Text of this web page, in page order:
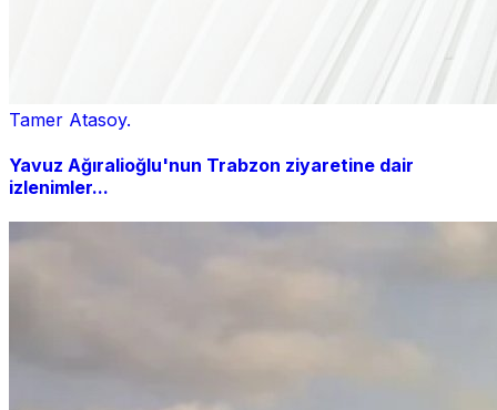
Tamer Atasoy.
Yavuz Ağıralioğlu'nun Trabzon ziyaretine dair
izlenimler...